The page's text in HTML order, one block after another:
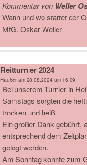
Kommentar von Weller
Wann und wo startet der
MfG. Oskar Weller
Reitturnier 2024
Haußer am 28.08.2024 um 16:09
Bei unserem Turnier in
Samstags sorgten die
trocken und heiß.
Ein großer Dank gebührt,
entsprechend dem
gelegt werden.
Am Sonntag konnte zum